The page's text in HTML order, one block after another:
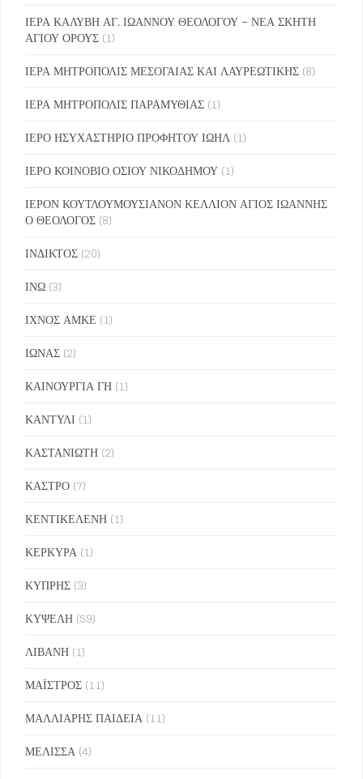
ΙΕΡΑ ΚΑΛΥΒΗ ΑΓ. ΙΩΑΝΝΟΥ ΘΕΟΛΟΓΟΥ – ΝΕΑ ΣΚΗΤΗ
ΑΓΙΟΥ ΟΡΟΥΣ (1)
ΙΕΡΑ ΜΗΤΡΟΠΟΛΙΣ ΜΕΣΟΓΑΙΑΣ ΚΑΙ ΛΑΥΡΕΩΤΙΚΗΣ (8)
ΙΕΡΑ ΜΗΤΡΟΠΟΛΙΣ ΠΑΡΑΜΥΘΙΑΣ (1)
ΙΕΡΟ ΗΣΥΧΑΣΤΗΡΙΟ ΠΡΟΦΗΤΟΥ ΙΩΗΛ (1)
ΙΕΡΟ ΚΟΙΝΟΒΙΟ ΟΣΙΟΥ ΝΙΚΟΔΗΜΟΥ (1)
ΙΕΡΟΝ ΚΟΥΤΛΟΥΜΟΥΣΙΑΝΟΝ ΚΕΛΛΙΟΝ ΑΓΙΟΣ ΙΩΑΝΝΗΣ
Ο ΘΕΟΛΟΓΟΣ (8)
ΙΝΔΙΚΤΟΣ (20)
ΙΝΩ (3)
ΙΧΝΟΣ ΑΜΚΕ (1)
ΙΩΝΑΣ (2)
ΚΑΙΝΟΥΡΓΙΑ ΓΗ (1)
ΚΑΝΤΥΛΙ (1)
ΚΑΣΤΑΝΙΩΤΗ (2)
ΚΑΣΤΡΟ (7)
ΚΕΝΤΙΚΕΛΕΝΗ (1)
ΚΕΡΚΥΡΑ (1)
ΚΥΠΡΗΣ (3)
ΚΥΨΕΛΗ (59)
ΛΙΒΑΝΗ (1)
ΜΑΪΣΤΡΟΣ (11)
ΜΑΛΛΙΑΡΗΣ ΠΑΙΔΕΙΑ (11)
ΜΕΛΙΣΣΑ (4)